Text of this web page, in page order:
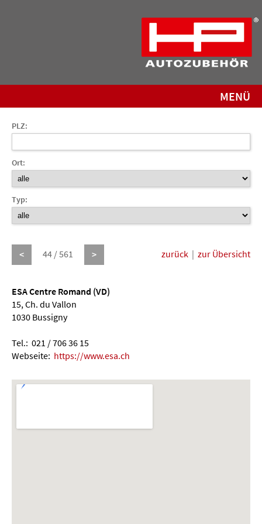
MENÜ
PLZ:
Ort:
Typ:
< 44 / 561 > zurück | zur Übersicht
ESA Centre Romand (VD)
15, Ch. du Vallon
1030 Bussigny
Tel.: 021 / 706 36 15
Webseite: https://www.esa.ch